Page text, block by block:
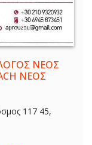
ΝΕΟΣ
ΝΕΟΣ
117 45,